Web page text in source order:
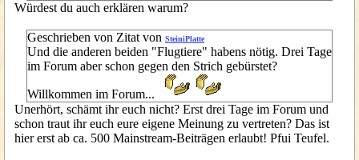
Würdest du auch erklären warum?
Geschrieben von Zitat von SteiniPlatte
Und die anderen beiden "Flugtiere" habens nötig. Drei Tage
im Forum aber schon gegen den Strich gebürstet?
Willkommen im Forum...
Unerhört, schämt ihr euch nicht? Erst drei Tage im Forum und
schon traut ihr euch eure eigene Meinung zu vertreten? Das ist
hier erst ab ca. 500 Mainstream-Beiträgen erlaubt! Pfui Teufel.